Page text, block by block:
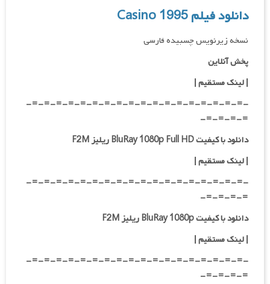
دانلود فیلم Casino 1995
نسخه زیرنویس چسبیده فارسی
پخش آنلاین
| لینک مستقیم|
-=-=-=-=-=-=-=-=-=-=-=-=-=-=-=-=-=-=-
=-=-=-=-
دانلود با کیفیت BluRay 1080p Full HD ریلیز F2M
|لینک مستقیم|
-=-=-=-=-=-=-=-=-=-=-=-=-=-=-=-=-=-=-
=-=-=-=-
دانلود با کیفیت BluRay 1080p ریلیز F2M
|لینک مستقیم|
-=-=-=-=-=-=-=-=-=-=-=-=-=-=-=-=-=-=-
=-=-=-=-